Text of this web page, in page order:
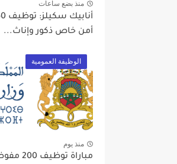
منذ بضع ساعات
أمن خاص ذكور وإناث...
الوظيفة العمومية
منذ يوم
مباراة